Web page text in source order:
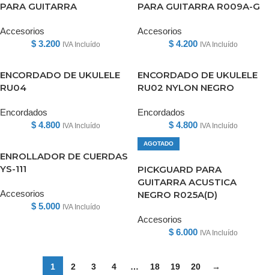
PARA GUITARRA
Accesorios
$ 3.200 IVA Incluído
PARA GUITARRA R009A-G
Accesorios
$ 4.200 IVA Incluído
ENCORDADO DE UKULELE
RU04
Encordados
$ 4.800 IVA Incluído
ENCORDADO DE UKULELE
RU02 NYLON NEGRO
Encordados
$ 4.800 IVA Incluído
ENROLLADOR DE CUERDAS
YS-111
Accesorios
$ 5.000 IVA Incluído
AGOTADO
PICKGUARD PARA
GUITARRA ACUSTICA
NEGRO R025A(D)
Accesorios
$ 6.000 IVA Incluído
1 2 3 4 … 18 19 20 →